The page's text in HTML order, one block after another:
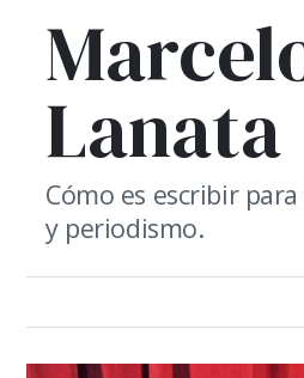
Lanata
Cómo es escribir
y periodismo.